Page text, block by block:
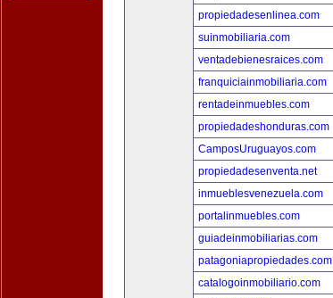
propiedadesenlinea.com
suinmobiliaria.com
ventadebienesraices.com
franquiciainmobiliaria.com
rentadeinmuebles.com
propiedadeshonduras.com
CamposUruguayos.com
propiedadesenventa.net
inmueblesvenezuela.com
portalinmuebles.com
guiadeinmobiliarias.com
patagoniapropiedades.com
catalogoinmobiliario.com